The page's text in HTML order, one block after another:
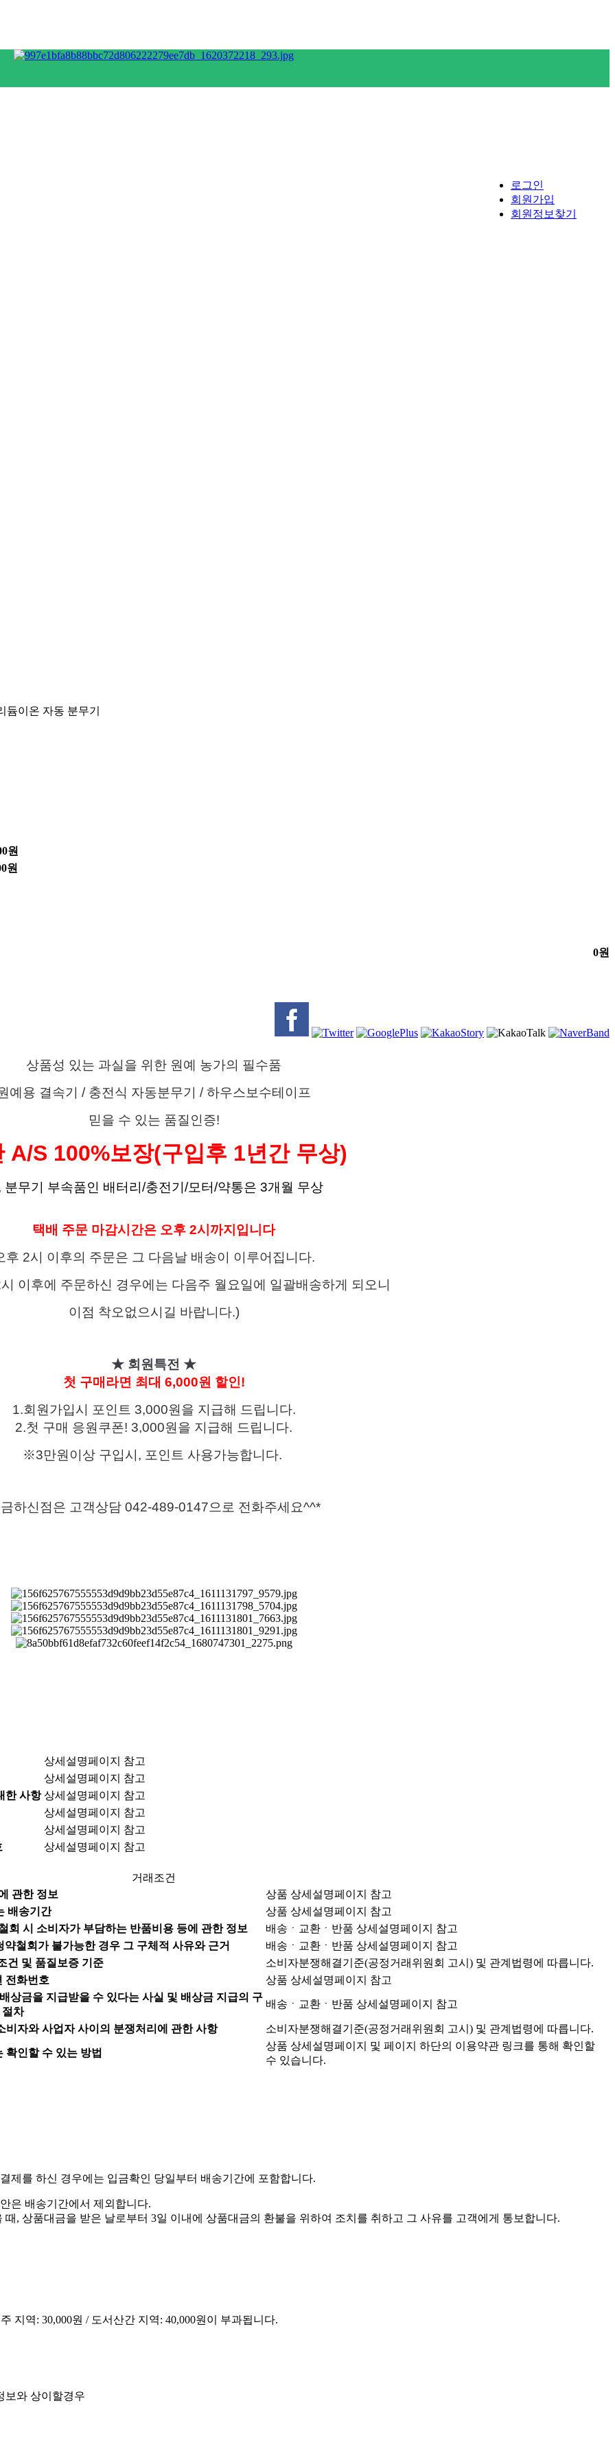
로그인
회원가입
회원정보찾기
이온 자동 분무기
원
원
0원
상품성 있는 과실을 위한 원예 농가의 필수품
예용 결속기 / 충전식 자동분무기 /하우스보수테이프
믿을 수 있는 품질인증!
A/S 100%보장(구입후 1년간 무상)
분무기 부속품인 배터리/충전기/모터/약통은 3개월 무상
택배 주문 마감시간은 오후 2시까지입니다
후 2시 이후의 주문은 그 다음날 배송이 이루어집니다.
이후에 주문하신 경우에는 다음주 월요일에 일괄배송하게 되오니
이점 착오없으시길 바랍니다.)
★ 회원특전 ★
첫 구매라면 최대 6,000원 할인!
1.회원가입시 포인트 3,000원을 지급해 드립니다.
2.첫 구매 응원쿠폰! 3,000원을 지급해 드립니다.
※3만원이상 구입시, 포인트 사용가능합니다.
하신점은 고객상담 042-489-0147으로 전화주세요^^*
상세설명페이지 참고
상세설명페이지 참고
한 사항 상세설명페이지 참고
상세설명페이지 참고
상세설명페이지 참고
상세설명페이지 참고
거래조건
관한 정보
상품 상세설명페이지 참고
배송기간
상품 상세설명페이지 참고
회 시 소비자가 부담하는 반품비용 등에 관한 정보
배송ㆍ교환ㆍ반품 상세설명페이지 참고
철회가 불가능한 경우 그 구체적 사유와 근거
배송ㆍ교환ㆍ반품 상세설명페이지 참고
건 및 품질보증 기준
소비자분쟁해결기준(공정거래위원회 고시) 및 관계법령에 따릅니다.
전화번호
상품 상세설명페이지 참고
상금을 지급받을 수 있다는 사실 및 배상금 지급의 구
절차
배송ㆍ교환ㆍ반품 상세설명페이지 참고
자와 사업자 사이의 분쟁처리에 관한 사항 소비자분쟁해결기준(공정거래위원회 고시) 및 관계법령에 따릅니다.
확인할 수 있는 방법
상품 상세설명페이지 및 페이지 하단의 이용약관 링크를 통해 확인할
수 있습니다.
를 하신 경우에는 입금확인 당일부터 배송기간에 포함합니다.
은 배송기간에서 제외합니다.
, 상품대금을 받은 날로부터 3일 이내에 상품대금의 환불을 위하여 조치를 취하고 그 사유를 고객에게 통보합니다.
지역: 30,000원 / 도서산간 지역: 40,000원이 부과됩니다.
보와 상이할경우